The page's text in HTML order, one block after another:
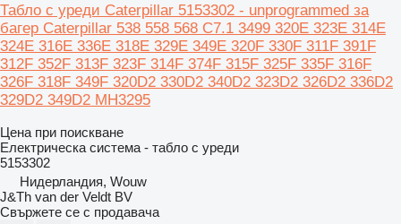
Табло с уреди Caterpillar 5153302 - unprogrammed за
багер Caterpillar 538 558 568 C7.1 3499 320E 323E 314E
324E 316E 336E 318E 329E 349E 320F 330F 311F 391F
312F 352F 313F 323F 314F 374F 315F 325F 335F 316F
326F 318F 349F 320D2 330D2 340D2 323D2 326D2 336D2
329D2 349D2 MH3295
Цена при поискване
Електрическа система - табло с уреди
5153302
Нидерландия, Wouw
J&Th van der Veldt BV
Свържете се с продавача